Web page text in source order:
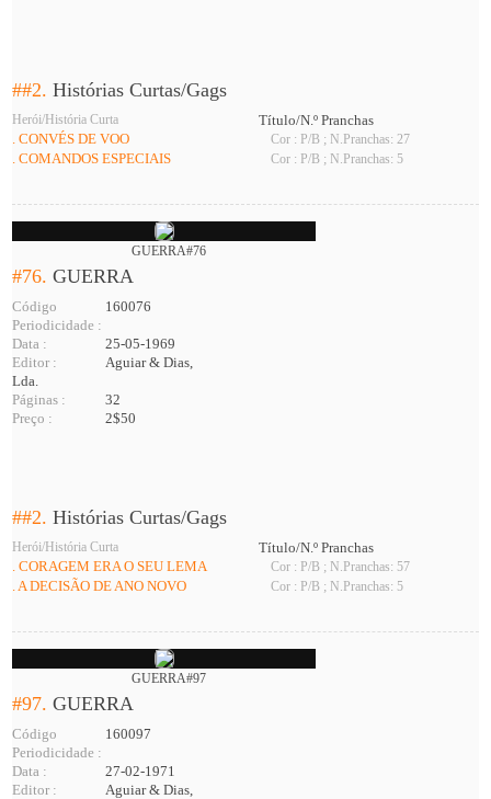
##2.Histórias Curtas/Gags
Herói/História Curta
Título/N.º Pranchas
. CONVÉS DE VOO
Cor : P/B ; N.Pranchas: 27
. COMANDOS ESPECIAIS Cor : P/B ; N.Pranchas: 5
GUERRA#76
#76.GUERRA
Código
160076
Periodicidade :
Data :
25-05-1969
Editor :
Aguiar & Dias,
Lda.
Páginas :
32
Preço :
2$50
##2.Histórias Curtas/Gags
Herói/História Curta
Título/N.º Pranchas
. CORAGEM ERA O SEU LEMA
Cor : P/B ; N.Pranchas: 57
. A DECISÃO DE ANO NOVO Cor : P/B ; N.Pranchas: 5
GUERRA#97
#97.GUERRA
Código
160097
Periodicidade :
Data :
27-02-1971
Editor :
Aguiar & Dias,